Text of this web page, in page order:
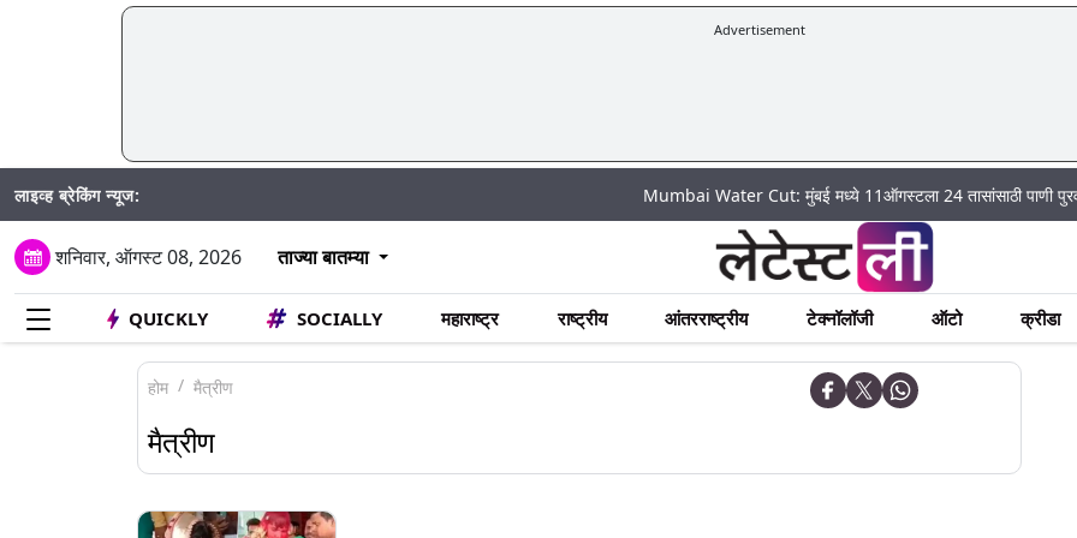
Advertisement
लाइव्ह ब्रेकिंग न्यूज: Mumbai Water Cut: मुंबई मध्ये 11ऑगस्टला 24 तासांसाठी पाणी पुरवठा
शनिवार, ऑगस्ट 08, 2026 ताज्या बातम्या
QUICKLY SOCIALLY महाराष्ट्र राष्ट्रीय आंतरराष्ट्रीय टेक्नॉलॉजी ऑटो क्रीडा
होम मैत्रीण
मैत्रीण